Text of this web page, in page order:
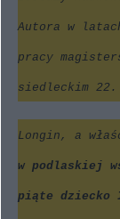
Autora w
pracy
siedleckim 22.
Longin, a
w podlaskiej
piąte dziecko